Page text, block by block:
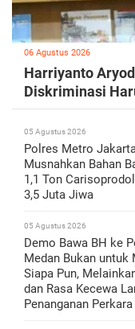
06 Agustus 2026
Harriyanto
Diskriminasi
05 Agustus 2026
Polres Metro
Musnahkan Bahan
1,1 Ton
3,5 Juta Jiwa
05 Agustus 2026
Demo Bawa BH ke
Medan Bukan untuk
Siapa Pun,
dan Rasa Kecewa
Penanganan